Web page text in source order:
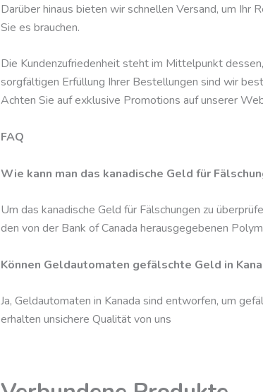
Darüber hinaus bieten wir schnellen Versand, um Ihr
Sie es brauchen.
Die Kundenzufriedenheit steht im Mittelpunkt
sorgfältigen Erfüllung Ihrer Bestellungen sind wir
Achten Sie auf exklusive Promotions auf unserer
FAQ
Wie kann man das kanadische Geld für
Um das kanadische Geld für Fälschungen zu
den von der Bank of Canada herausgegebenen
Können Geldautomaten gefälschte Geld in
Ja, Geldautomaten in Kanada sind entworfen, um
erhalten unsichere Qualität von uns